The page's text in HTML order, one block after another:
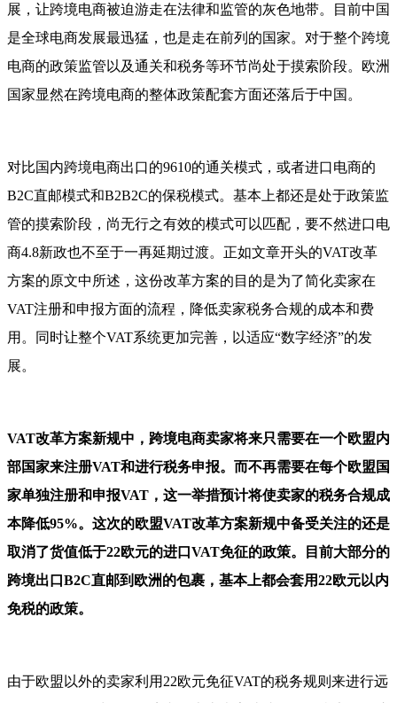
展，让跨境电商被迫游走在法律和监管的灰色地带。目前中 国
是全球电商发展最迅猛，也是走在前列的国家。对于整个跨境
电商的政策监管以及通关和税务等环节尚处于摸索阶段。欧洲
国家显然在跨境电商的整体政策配套方面还落后于中国。
对比国内跨境电商出口的9610的通关模式，或者进口电商的
B2C直邮模式和B2B2C的保税模式。基本上都还是处于政策监
管的摸索阶段，尚无行之有效的模式可以匹配，要不然进口电
商4.8新政也不至于一再延期过渡。正如文章开头的VAT改革
方案的原文中所述，这份改革方案的目的是为了简化卖家在
VAT注册和申报方面的流程，降低卖家税务合规的成本和费
用。同时让整个VAT系统更加完善，以适应“数字经济”的发
展。
VAT改革方案新规中，跨境电商卖家将来只需要在一个欧盟内
部国家来注册VAT和进行税务申报。而不再需要在每个欧盟国
家单独注册和申报VAT，这一举措预计将使卖家的税务合规成
本降低95%。这次的欧盟VAT改革方案新规中备受关注的还是
取消了货值低于22欧元的进口VAT免征的政策。目前大部分的
跨境出口B2C直邮到欧洲的包裹，基本上都会套用22欧元以内
免税的政策。
由于欧盟以外的卖家利用22欧元免征VAT的税务规则来进行远